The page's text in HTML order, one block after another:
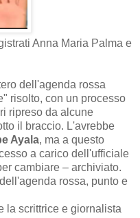
Anna Maria Palma e
dell'agenda rossa
risolto, con un processo
ripreso da alcune
il braccio. L'avrebbe
Ayala, ma a questo
a carico dell'ufficiale
cambiare – archiviato.
rossa, punto e
la scrittrice e giornalista